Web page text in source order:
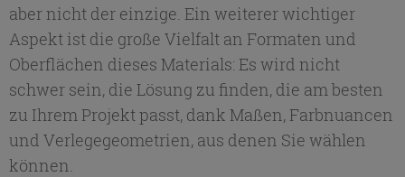
aber nicht der einzige. Ein weiterer wichtiger
Aspekt ist die große Vielfalt an Formaten und
Oberflächen dieses Materials: Es wird nicht
schwer sein, die Lösung zu finden, die am besten
zu Ihrem Projekt passt, dank Maßen, Farbnuancen
und Verlegegeometrien, aus denen Sie wählen
können.